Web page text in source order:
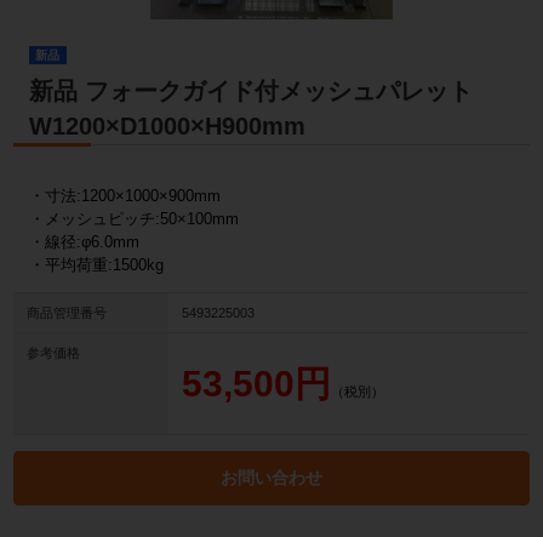
新品
新品 フォークガイド付メッシュパレット
W1200×D1000×H900mm
・寸法:1200×1000×900mm
・メッシュピッチ:50×100mm
・線径:φ6.0mm
・平均荷重:1500kg
商品管理番号 5493225003
参考価格
53,500円 （税別）
お問い合わせ